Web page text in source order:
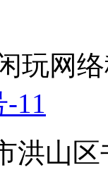
闲玩
11
洪山